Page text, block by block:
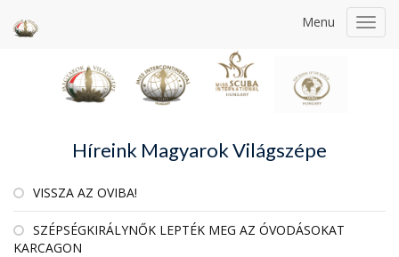
Menu
Híreink Magyarok Világszépe
VISSZA AZ OVIBA!
SZÉPSÉGKIRÁLYNŐK LEPTÉK MEG AZ ÓVODÁSOKAT
KARCAGON